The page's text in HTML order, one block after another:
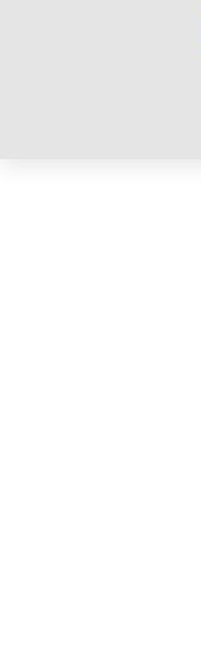
Dorong Lonjakan